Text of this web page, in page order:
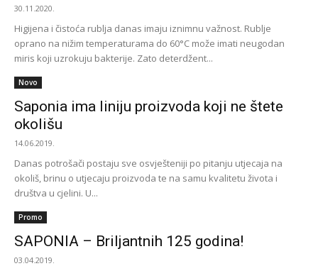
30.11.2020.
Higijena i čistoća rublja danas imaju iznimnu važnost. Rublje
oprano na nižim temperaturama do 60°C može imati neugodan
miris koji uzrokuju bakterije. Zato deterdžent...
Novo
Saponia ima liniju proizvoda koji ne štete
okolišu
14.06.2019.
Danas potrošači postaju sve osvješteniji po pitanju utjecaja na
okoliš, brinu o utjecaju proizvoda te na samu kvalitetu života i
društva u cjelini. U...
Promo
SAPONIA – Briljantnih 125 godina!
03.04.2019.